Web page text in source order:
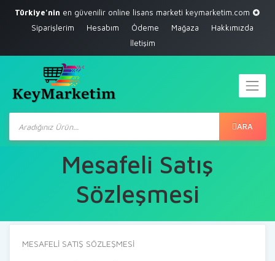
Türkiye'nin en güvenilir online lisans marketi keymarketim.com
Siparişlerim
Hesabım Ödeme Mağaza
Hakkımızda
İletişim
Products
search ARA
Mesafeli Satış
Sözleşmesi
MESAFELİ SATIŞ SÖZLEŞMESİ